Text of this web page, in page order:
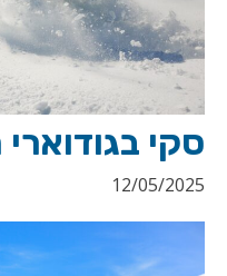
סקי
12/05/2025